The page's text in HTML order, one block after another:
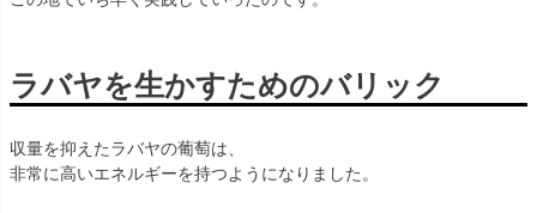
ラバヤを生かすためのバリック
収量を抑えたラバヤの葡萄は、
非常に高いエネルギーを持つようになりました。